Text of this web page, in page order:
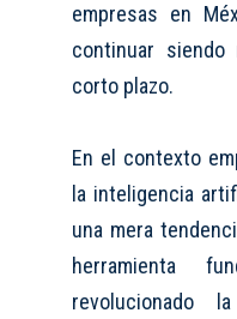
empresas en
continuar
corto plazo.
En el contexto
la inteligencia
una mera
herramienta
revolucionado